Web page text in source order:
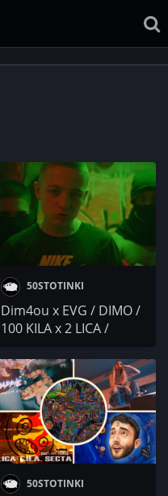
50STOTINKI
Dim4ou x EVG / DIMO /
100 KILA x 2 LICA /
UB7
50STOTINKI